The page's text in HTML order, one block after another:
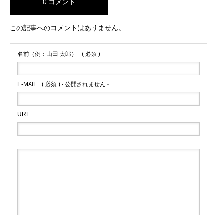
0 コメント
この記事へのコメントはありません。
名前（例：山田 太郎） ( 必須 )
E-MAIL ( 必須 ) - 公開されません -
URL